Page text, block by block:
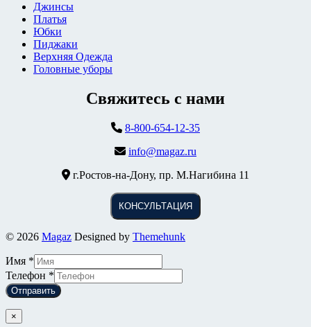
Джинсы
Платья
Юбки
Пиджаки
Верхняя Одежда
Головные уборы
Свяжитесь с нами
8-800-654-12-35
info@magaz.ru
г.Ростов-на-Дону, пр. М.Нагибина 11
КОНСУЛЬТАЦИЯ
© 2026 Magaz Designed by Themehunk
Имя *
Телефон *
Отправить
×